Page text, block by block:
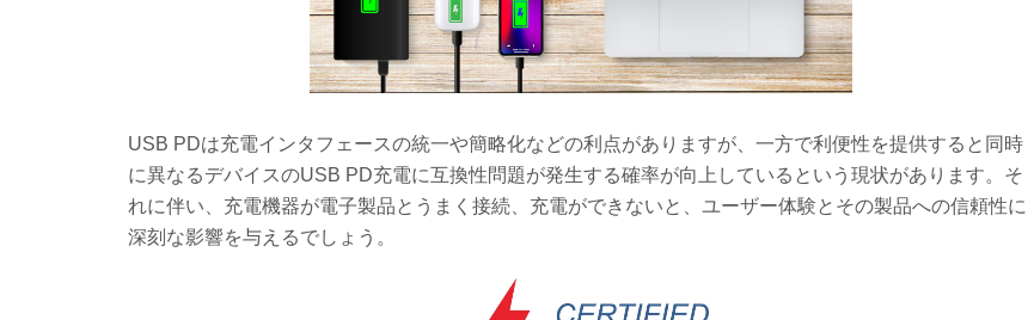
USB PDは充電インタフェースの統一や簡略化などの利点がありますが、一方で利便性を提供すると同時
に異なるデバイスのUSB PD充電に互換性問題が発生する確率が向上しているという現状があります。そ
れに伴い、充電機器が電子製品とうまく接続、充電ができないと、ユーザー体験とその製品への信頼性に
深刻な影響を与えるでしょう。